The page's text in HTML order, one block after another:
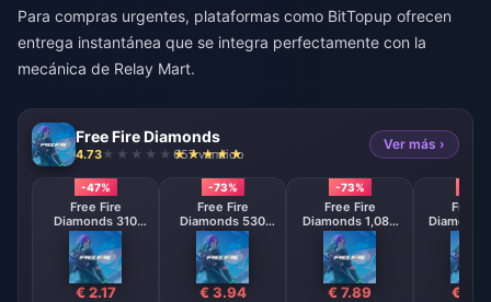
Para compras urgentes, plataformas como BitTopup ofrecen
entrega instantánea que se integra perfectamente con la
mecánica de Relay Mart.
Free Fire Diamonds
4.73 657 vendido
Ver más ›
-47%
Free Fire
Diamonds 310
Diamonds
€ 2.17
-73%
Free Fire
Diamonds 530
Diamonds
【Middle East
region optional】
€ 3.94
-73%
Free Fire
Diamonds 1,080
Diamonds
【Middle East
region optional】
€ 7.89
Free
【
region
€